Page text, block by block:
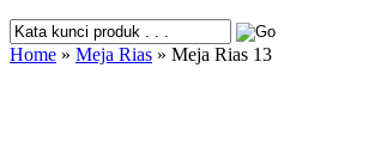
Home » Meja Rias » Meja Rias 13